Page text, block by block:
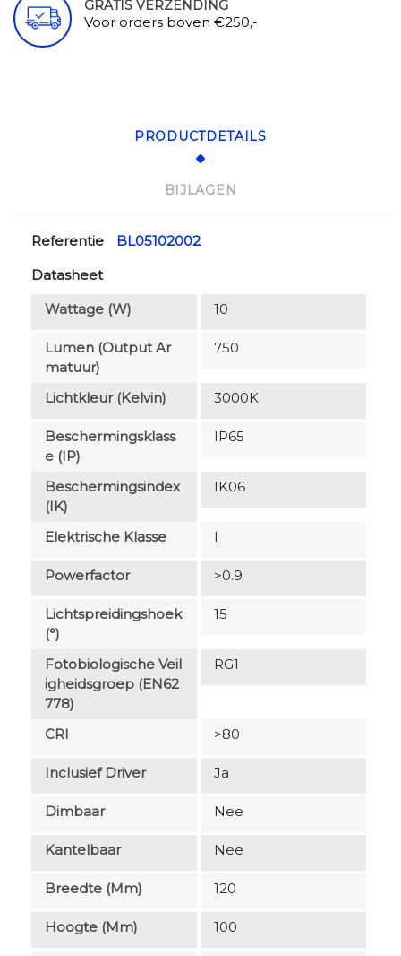
GRATIS VERZENDING
Voor orders boven €250,-
PRODUCTDETAILS
BIJLAGEN
Referentie
BL05102002
Datasheet
Wattage (W)
10
Lumen (output Ar
Matuur)
750
Lichtkleur (Kelvin) 3000K
Beschermingsklass
E (IP)
IP65
Beschermingsindex
(IK)
IK06
Elektrische Klasse I
Powerfactor >0.9
Lichtspreidingshoek
(°)
15
Fotobiologische Veil
Igheidsgroep (EN62
778)
RG1
CRI >80
Inclusief Driver Ja
Dimbaar Nee
Kantelbaar Nee
Breedte (mm) 120
Hoogte (mm) 100